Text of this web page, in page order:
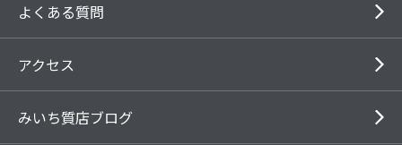
よくある質問
アクセス
みいち質店ブログ